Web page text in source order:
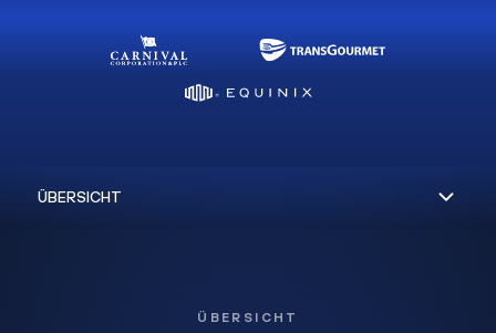
ÜBERSICHT